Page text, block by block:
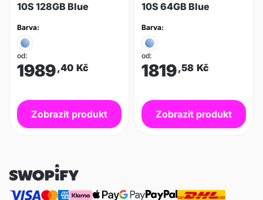
10S 128GB Blue
Barva:
od:
1989,40 Kč
Zobrazit produkt
10S 64GB Blue
Barva:
od:
1819,58 Kč
Zobrazit produkt